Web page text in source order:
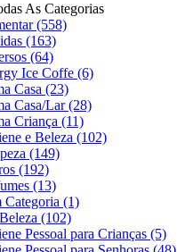
As Categorias
(558)
(163)
(64)
Ice Coffe (6)
Casa (23)
Casa/Lar(28)
Criança (11)
e Beleza (102)
(149)
(192)
(13)
Categoria (1)
(102)
Pessoal para Crianças (5)